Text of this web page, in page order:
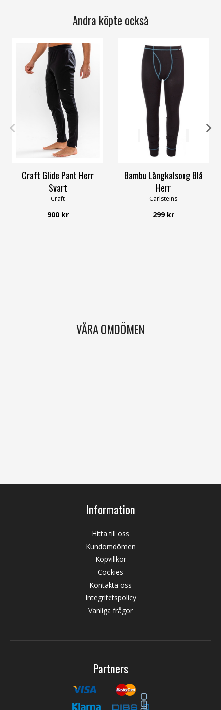
Andra köpte också
XL XXL
Craft Glide Pant Herr
Svart
Craft
900 kr
M L XL XXL
Bambu Långkalsong Blå
Herr
Carlsteins
299 kr
VÅRA OMDÖMEN
Information
Hitta till oss
Kundomdömen
Köpvillkor
Cookies
Kontakta oss
Integritetspolicy
Vanliga frågor
Partners